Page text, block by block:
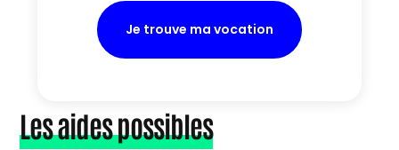
Je trouve ma vocation
Les aides possibles